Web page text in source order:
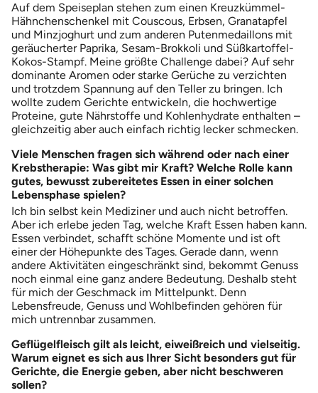
Auf dem Speiseplan stehen zum einen Kreuzkümmel-
Hähnchenschenkel mit Couscous, Erbsen, Granatapfel
und Minzjoghurt und zum anderen Putenmedaillons mit
geräucherter Paprika, Sesam-Brokkoli und Süßkartoffel-
Kokos-Stampf. Meine größte Challenge dabei? Auf sehr
dominante Aromen oder starke Gerüche zu verzichten
und trotzdem Spannung auf den Teller zu bringen. Ich
wollte zudem Gerichte entwickeln, die hochwertige
Proteine, gute Nährstoffe und Kohlenhydrate enthalten –
gleichzeitig aber auch einfach richtig lecker schmecken.
Viele Menschen fragen sich während oder nach einer
Krebstherapie: Was gibt mir Kraft? Welche Rolle kann
gutes, bewusst zubereitetes Essen in einer solchen
Lebensphase spielen?
Ich bin selbst kein Mediziner und auch nicht betroffen.
Aber ich erlebe jeden Tag, welche Kraft Essen haben kann.
Essen verbindet, schafft schöne Momente und ist oft
einer der Höhepunkte des Tages. Gerade dann, wenn
andere Aktivitäten eingeschränkt sind, bekommt Genuss
noch einmal eine ganz andere Bedeutung. Deshalb steht
für mich der Geschmack im Mittelpunkt. Denn
Lebensfreude, Genuss und Wohlbefinden gehören für
mich untrennbar zusammen.
Geflügelfleisch gilt als leicht, eiweißreich und vielseitig.
Warum eignet es sich aus Ihrer Sicht besonders gut für
Gerichte, die Energie geben, aber nicht beschweren
sollen?